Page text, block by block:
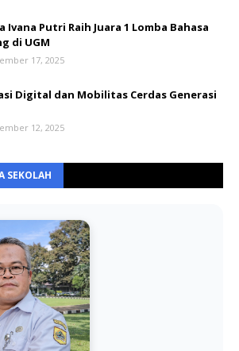
Ivana Putri Raih Juara 1 Lomba Bahasa
di UGM
17, 2025
Digital dan Mobilitas Cerdas Generasi
12, 2025
SEKOLAH